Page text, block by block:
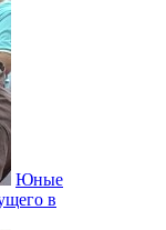
Юные
в